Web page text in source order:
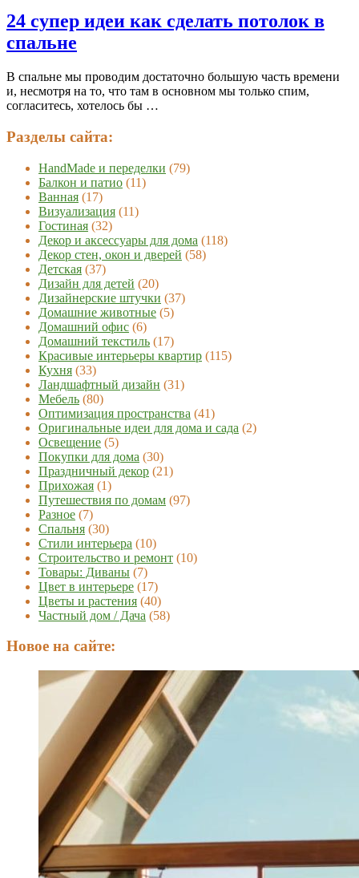
24 супер идеи как сделать потолок в
спальне
В спальне мы проводим достаточно большую часть времени
и, несмотря на то, что там в основном мы только спим,
согласитесь, хотелось бы …
Разделы сайта:
HandMade и переделки (79)
Балкон и патио (11)
Ванная (17)
Визуализация (11)
Гостиная (32)
Декор и аксессуары для дома (118)
Декор стен, окон и дверей (58)
Детская (37)
Дизайн для детей (20)
Дизайнерские штучки (37)
Домашние животные (5)
Домашний офис (6)
Домашний текстиль (17)
Красивые интерьеры квартир (115)
Кухня (33)
Ландшафтный дизайн (31)
Мебель (80)
Оптимизация пространства (41)
Оригинальные идеи для дома и сада (2)
Освещение (5)
Покупки для дома (30)
Праздничный декор (21)
Прихожая (1)
Путешествия по домам (97)
Разное (7)
Спальня (30)
Стили интерьера (10)
Строительство и ремонт (10)
Товары: Диваны (7)
Цвет в интерьере (17)
Цветы и растения (40)
Частный дом / Дача (58)
Новое на сайте: